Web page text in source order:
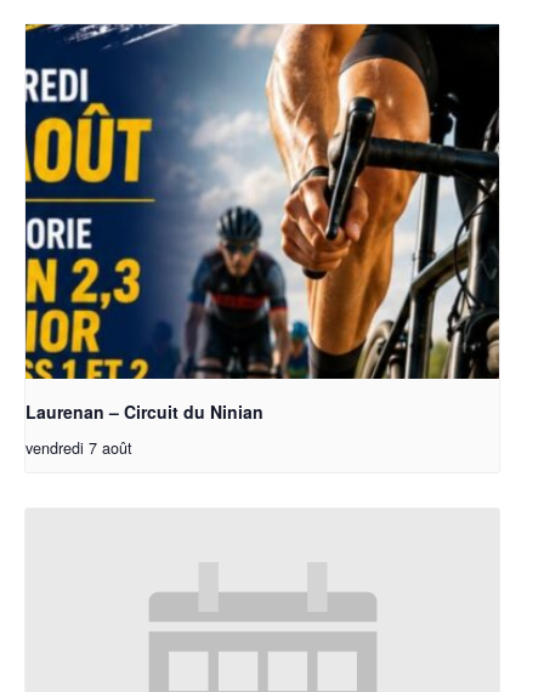
Laurenan – Circuit du Ninian
vendredi 7 août